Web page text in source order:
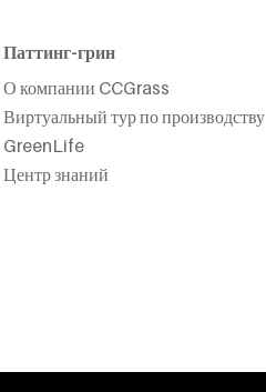
Паттинг-грин
О компании CCGrass
Виртуальный тур по производству
GreenLife
Центр знаний